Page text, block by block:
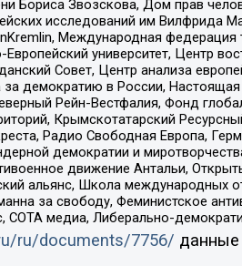
Бориса Звозскова, Дом прав
исследований им Вилфрида
Международная
Европейский университет, Центр
Совет, Центр анализа
демократию в России,
Рейн-Вестфалия, Фонд
Крымскотатарский
Радио Свободная Европа,
демократии и
движение Антальи,
альянс, Школа
за свободу, Феминистское
СОТА медиа, Либерально-
ru/documents/7756/ данные